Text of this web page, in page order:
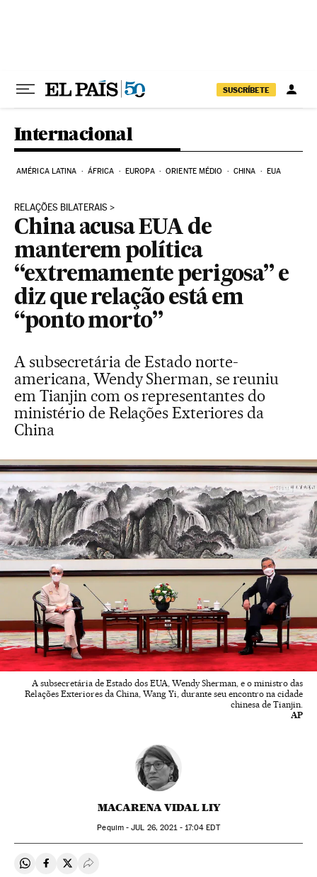
SUSCRÍBETE
Internacional
AMÉRICA LATINA ÁFRICA EUROPA ORIENTE MÉDIO CHINA EUA
RELAÇÕES BILATERAIS
China acusa EUA de
manterem política
“extremamente perigosa” e
diz que relação está em
“ponto morto”
A subsecretária de Estado norte-
americana, Wendy Sherman, se reuniu
em Tianjin com os representantes do
ministério de Relações Exteriores da
China
A subsecretária de Estado dos EUA, Wendy Sherman, e o ministro das
Relações Exteriores da China, Wang Yi, durante seu encontro na cidade
chinesa de Tianjin.
AP
MACARENA VIDAL LIY
Pequim -JUL 26, 2021 - 17:04 EDT
Compartir en Whatsapp
Compartir en Facebook
Compartir en Twitter
Desplegar Redes Sociales